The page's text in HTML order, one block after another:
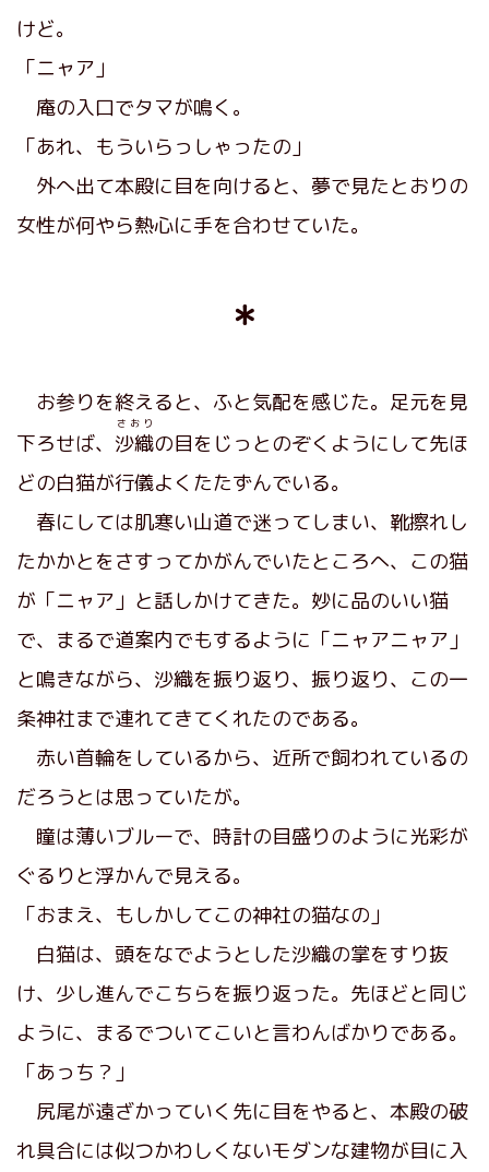
けど。
「ニャア」
庵の入口でタマが鳴く。
「あれ、もういらっしゃったの」
外へ出て本殿に目を向けると、夢で見たとおりの
女性が何やら熱心に手を合わせていた。
＊
お参りを終えると、ふと気配を感じた。足元を見
下ろせば、 沙織
さおり
の目をじっとのぞくようにして先ほ
どの白猫が行儀よくたたずんでいる。
春にしては肌寒い山道で迷ってしまい、靴擦れし
たかかとをさすってかがんでいたところへ、この猫
が「ニャア」と話しかけてきた。妙に品のいい猫
で、まるで道案内でもするように「ニャアニャア」
と鳴きながら、沙織を振り返り、振り返り、この一
条神社まで連れてきてくれたのである。
赤い首輪をしているから、近所で飼われているの
だろうとは思っていたが。
瞳は薄いブルーで、時計の目盛りのように光彩が
ぐるりと浮かんで見える。
「おまえ、もしかしてこの神社の猫なの」
白猫は、頭をなでようとした沙織の掌をすり抜
け、少し進んでこちらを振り返った。先ほどと同じ
ように、まるでついてこいと言わんばかりである。
「あっち？」
尻尾が遠ざかっていく先に目をやると、本殿の破
れ具合には似つかわしくないモダンな建物が目に入